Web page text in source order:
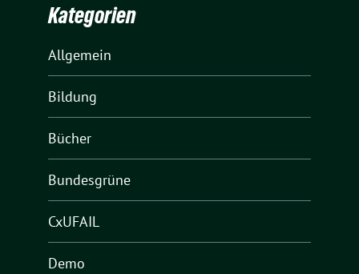
Kategorien
Allgemein
Bildung
Bücher
Bundesgrüne
CxUFAIL
Demo